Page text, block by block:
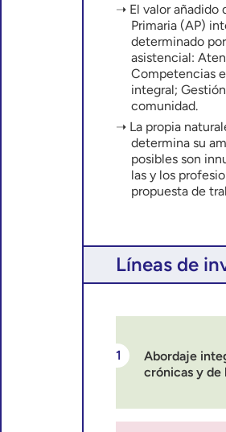
El valor
Primaria (AP)
determinado
asistencial:
Competencias
integral;
comunidad.
La propia
determina su
posibles son
las y los
propuesta de
Líneas de
Abordaje
crónicas y de